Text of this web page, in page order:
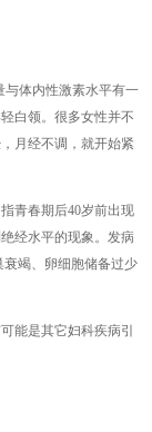
与体内性激素水平有一
白领。很多女性并不
月经不调，就开始紧
青春期后40岁前出现
经水平的现象。发病
竭、卵细胞储备过少
能是其它妇科疾病引